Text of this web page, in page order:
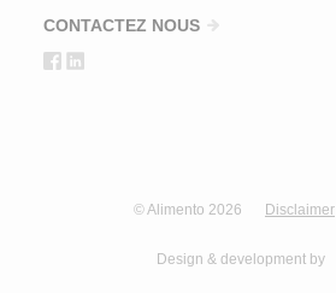
CONTACTEZ NOUS
© Alimento 2026 Disclaimer
Design & development by